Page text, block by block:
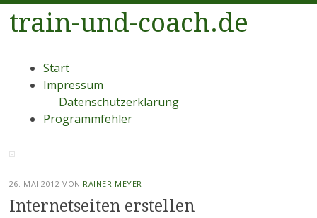
train-und-coach.de
Menü
Zum
Inhalt
Start
Impressum
Datenschutzerklärung
Programmfehler
26. MAI 2012 VON RAINER MEYER
Internetseiten erstellen